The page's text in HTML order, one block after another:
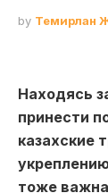
by Темирлан
Находясь
принести
казахские
тоже